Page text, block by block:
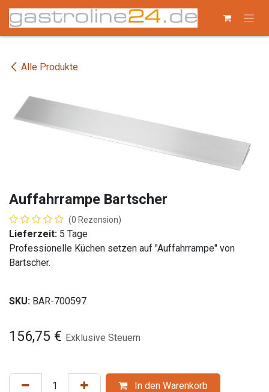
Zum Inhalt springen
Alle Produkte
Auffahrrampe Bartscher
(0 Rezension)
Lieferzeit: 5 Tage
Professionelle Küchen setzen auf "Auffahrrampe" von
Bartscher.
SKU: BAR-700597
156,75 € Exklusive Steuern
In den Warenkorb